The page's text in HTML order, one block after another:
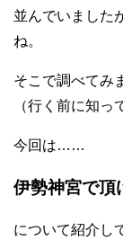
並んでいました
ね。
そこで調べてみ
（行く前に知っ
今回は……
伊勢神宮で頂
について紹介し